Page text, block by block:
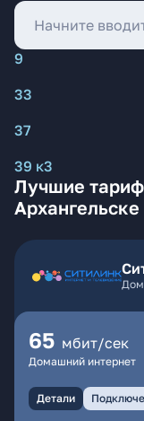
9
33
37
39 к3
Лучшие
Архангельске
65 мбит/сек
Домашний интернет
Детали